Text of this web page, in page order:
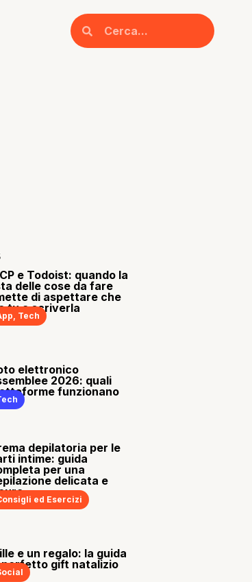
e Todoist: quando la
delle cose da fare
di aspettare che
tu a scriverla
, Tech
elettronico
2026: quali
funzionano
depilatoria per le
intime: guida
per una
delicata e
ed Esercizi
e un regalo: la guida
perfetto gift natalizio